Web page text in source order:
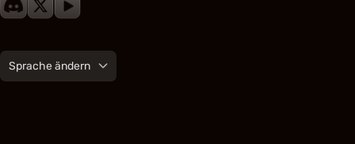
Sprache ändern